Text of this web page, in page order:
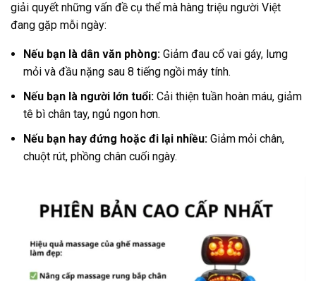
giải quyết những vấn đề cụ thể mà hàng triệu người Việt
đang gặp mỗi ngày:
Nếu bạn là dân văn phòng: Giảm đau cổ vai gáy, lưng
mỏi và đầu nặng sau 8 tiếng ngồi máy tính.
Nếu bạn là người lớn tuổi: Cải thiện tuần hoàn máu, giảm
tê bì chân tay, ngủ ngon hơn.
Nếu bạn hay đứng hoặc đi lại nhiều: Giảm mỏi chân,
chuột rút, phồng chân cuối ngày.